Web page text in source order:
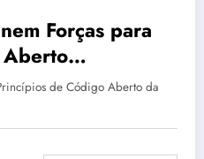
Forças para
de Código Aberto da